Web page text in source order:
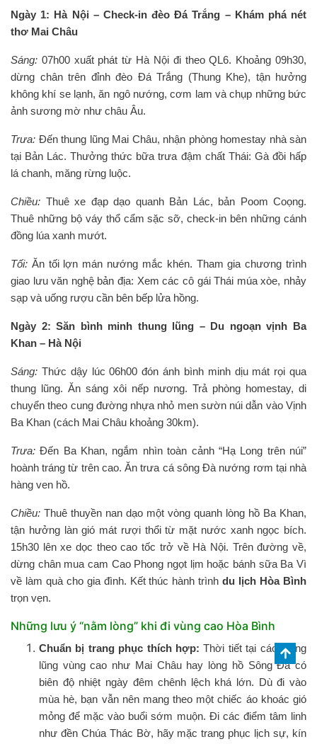
Ngày 1: Hà Nội – Check-in đèo Đá Trắng – Khám phá nét
thơ Mai Châu
Sáng: 07h00 xuất phát từ Hà Nội đi theo QL6. Khoảng 09h30,
dừng chân trên đỉnh đèo Đá Trắng (Thung Khe), tận hưởng
không khí se lạnh, ăn ngô nướng, cơm lam và chụp những bức
ảnh sương mờ như châu Âu.
Trưa: Đến thung lũng Mai Châu, nhận phòng homestay nhà sàn
tại Bản Lác. Thưởng thức bữa trưa đậm chất Thái: Gà đồi hấp
lá chanh, măng rừng luộc.
Chiều: Thuê xe đạp dạo quanh Bản Lác, bản Poom Coọng.
Thuê những bộ váy thổ cẩm sặc sỡ, check-in bên những cánh
đồng lúa xanh mướt.
Tối: Ăn tối lợn mán nướng mắc khén. Tham gia chương trình
giao lưu văn nghệ bản địa: Xem các cô gái Thái múa xòe, nhảy
sạp và uống rượu cần bên bếp lửa hồng.
Ngày 2: Săn bình minh thung lũng – Du ngoạn vịnh Ba
Khan – Hà Nội
Sáng: Thức dậy lúc 06h00 đón ánh bình minh dịu mát rọi qua
thung lũng. Ăn sáng xôi nếp nương. Trả phòng homestay, di
chuyển theo cung đường nhựa nhỏ men sườn núi dẫn vào Vịnh
Ba Khan (cách Mai Châu khoảng 30km).
Trưa: Đến Ba Khan, ngắm nhìn toàn cảnh “Hạ Long trên núi”
hoành tráng từ trên cao. Ăn trưa cá sông Đà nướng rơm tại nhà
hàng ven hồ.
Chiều: Thuê thuyền nan dạo một vòng quanh lòng hồ Ba Khan,
tận hưởng làn gió mát rượi thổi từ mặt nước xanh ngọc bích.
15h30 lên xe dọc theo cao tốc trở về Hà Nội. Trên đường về,
dừng chân mua cam Cao Phong ngọt lịm hoặc bánh sữa Ba Vì
về làm quà cho gia đình. Kết thúc hành trìnhdu lịch Hòa Bình
trọn vẹn.
Những lưu ý “nằm lòng” khi đi vùng cao Hòa Bình
Chuẩn bị trang phục thích hợp: Thời tiết tại các thung
lũng vùng cao như Mai Châu hay lòng hồ Sông Đà có
biên độ nhiệt ngày đêm chênh lệch khá lớn. Dù đi vào
mùa hè, bạn vẫn nên mang theo một chiếc áo khoác gió
mỏng để mặc vào buổi sớm muộn. Đi các điểm tâm linh
như đền Chúa Thác Bờ, hãy mặc trang phục lịch sự, kín